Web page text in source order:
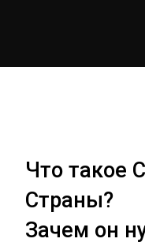
Что такое
Страны?
Зачем он